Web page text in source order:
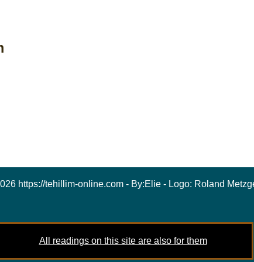
https://tehillim-online.com - By:Elie - Logo: Roland
All readings on this site are also for them